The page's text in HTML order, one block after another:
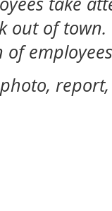
of town.
photo,